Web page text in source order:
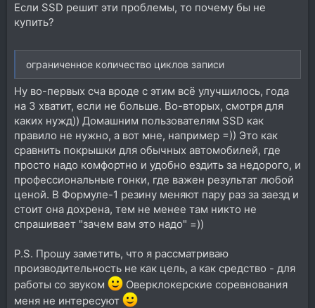
Если SSD решит эти проблемы, то почему бы не
купить?
ограниченное количество циклов записи
Ну во-первых сча вроде с этим всё улучшилось, года
на 3 хватит, если не больше. Во-вторых, смотря для
каких нужд)) Домашним пользователям SSD как
правило не нужно, а вот мне, например =)) Это как
сравнить покрышки для обычных автомобилей, где
просто надо комфортно и удобно ездить за недорого, и
профессиональные гонки, где важен результат любой
ценой. В Формуле-1 резину меняют пару раз за заезд и
стоит она дохрена, тем не менее там никто не
спрашивает "зачем вам это надо" =))
P.S. Прошу заметить, что я рассматриваю
производительность не как цель, а как средство - для
работы со звуком
Оверклокерские соревнования
меня не интересуют